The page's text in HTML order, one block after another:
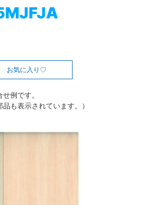
お気に入り
例です。
も表示されています。）